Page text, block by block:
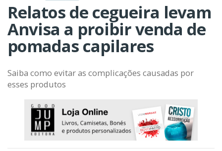
Relatos de cegueira levam
Anvisa a proibir venda de
pomadas capilares
Saiba como evitar as complicações causadas por
esses produtos